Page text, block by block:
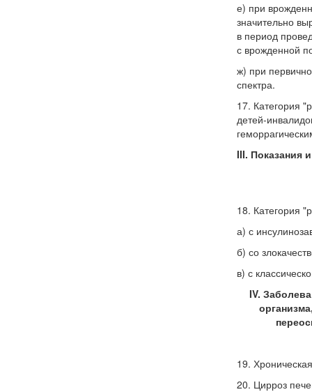
е) при
значительно
в период
с врожденной
ж) при
спектра.
17. Категория
детей-
III. Показания
18. Категория
а) с
б) со
в) с
IV.
19.
20. Цирроз